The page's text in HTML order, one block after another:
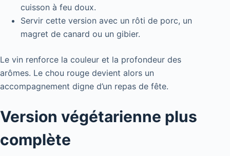
cuisson à feu doux.
Servir cette version avec un rôti de porc, un
magret de canard ou un gibier.
Le vin renforce la couleur et la profondeur des
arômes. Le chou rouge devient alors un
accompagnement digne d’un repas de fête.
Version végétarienne plus
complète